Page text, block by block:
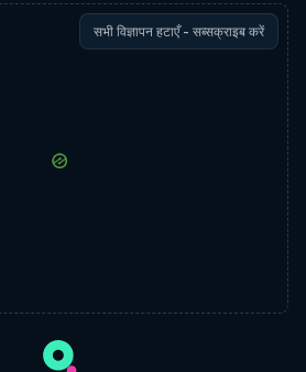
सभी विज्ञापन हटाएँ - सब्सक्राइब करें